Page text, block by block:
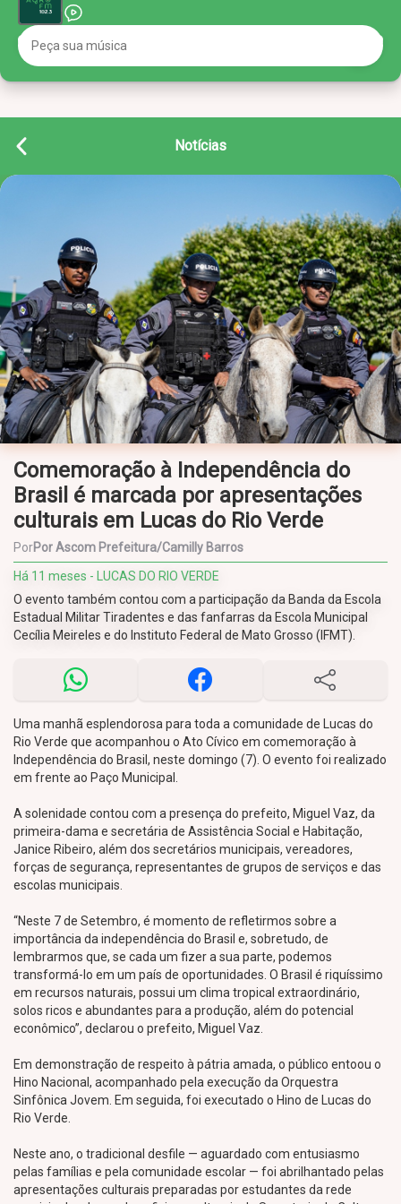
Notícias
Comemoração à Independência do
Brasil é marcada por apresentações
culturais em Lucas do Rio Verde
PorPor Ascom Prefeitura/Camilly Barros
Há 11 meses - LUCAS DO RIO VERDE
O evento também contou com a participação da Banda da Escola
Estadual Militar Tiradentes e das fanfarras da Escola Municipal
Cecília Meireles e do Instituto Federal de Mato Grosso (IFMT).
Uma manhã esplendorosa para toda a comunidade de Lucas do
Rio Verde que acompanhou o Ato Cívico em comemoração à
Independência do Brasil, neste domingo (7). O evento foi realizado
em frente ao Paço Municipal.
A solenidade contou com a presença do prefeito, Miguel Vaz, da
primeira-dama e secretária de Assistência Social e Habitação,
Janice Ribeiro, além dos secretários municipais, vereadores,
forças de segurança, representantes de grupos de serviços e das
escolas municipais.
“Neste 7 de Setembro, é momento de refletirmos sobre a
importância da independência do Brasil e, sobretudo, de
lembrarmos que, se cada um fizer a sua parte, podemos
transformá-lo em um país de oportunidades. O Brasil é riquíssimo
em recursos naturais, possui um clima tropical extraordinário,
solos ricos e abundantes para a produção, além do potencial
econômico”, declarou o prefeito, Miguel Vaz.
Em demonstração de respeito à pátria amada, o público entoou o
Hino Nacional, acompanhado pela execução da Orquestra
Sinfônica Jovem. Em seguida, foi executado o Hino de Lucas do
Rio Verde.
Neste ano, o tradicional desfile — aguardado com entusiasmo
pelas famílias e pela comunidade escolar — foi abrilhantado pelas
apresentações culturais preparadas por estudantes da rede